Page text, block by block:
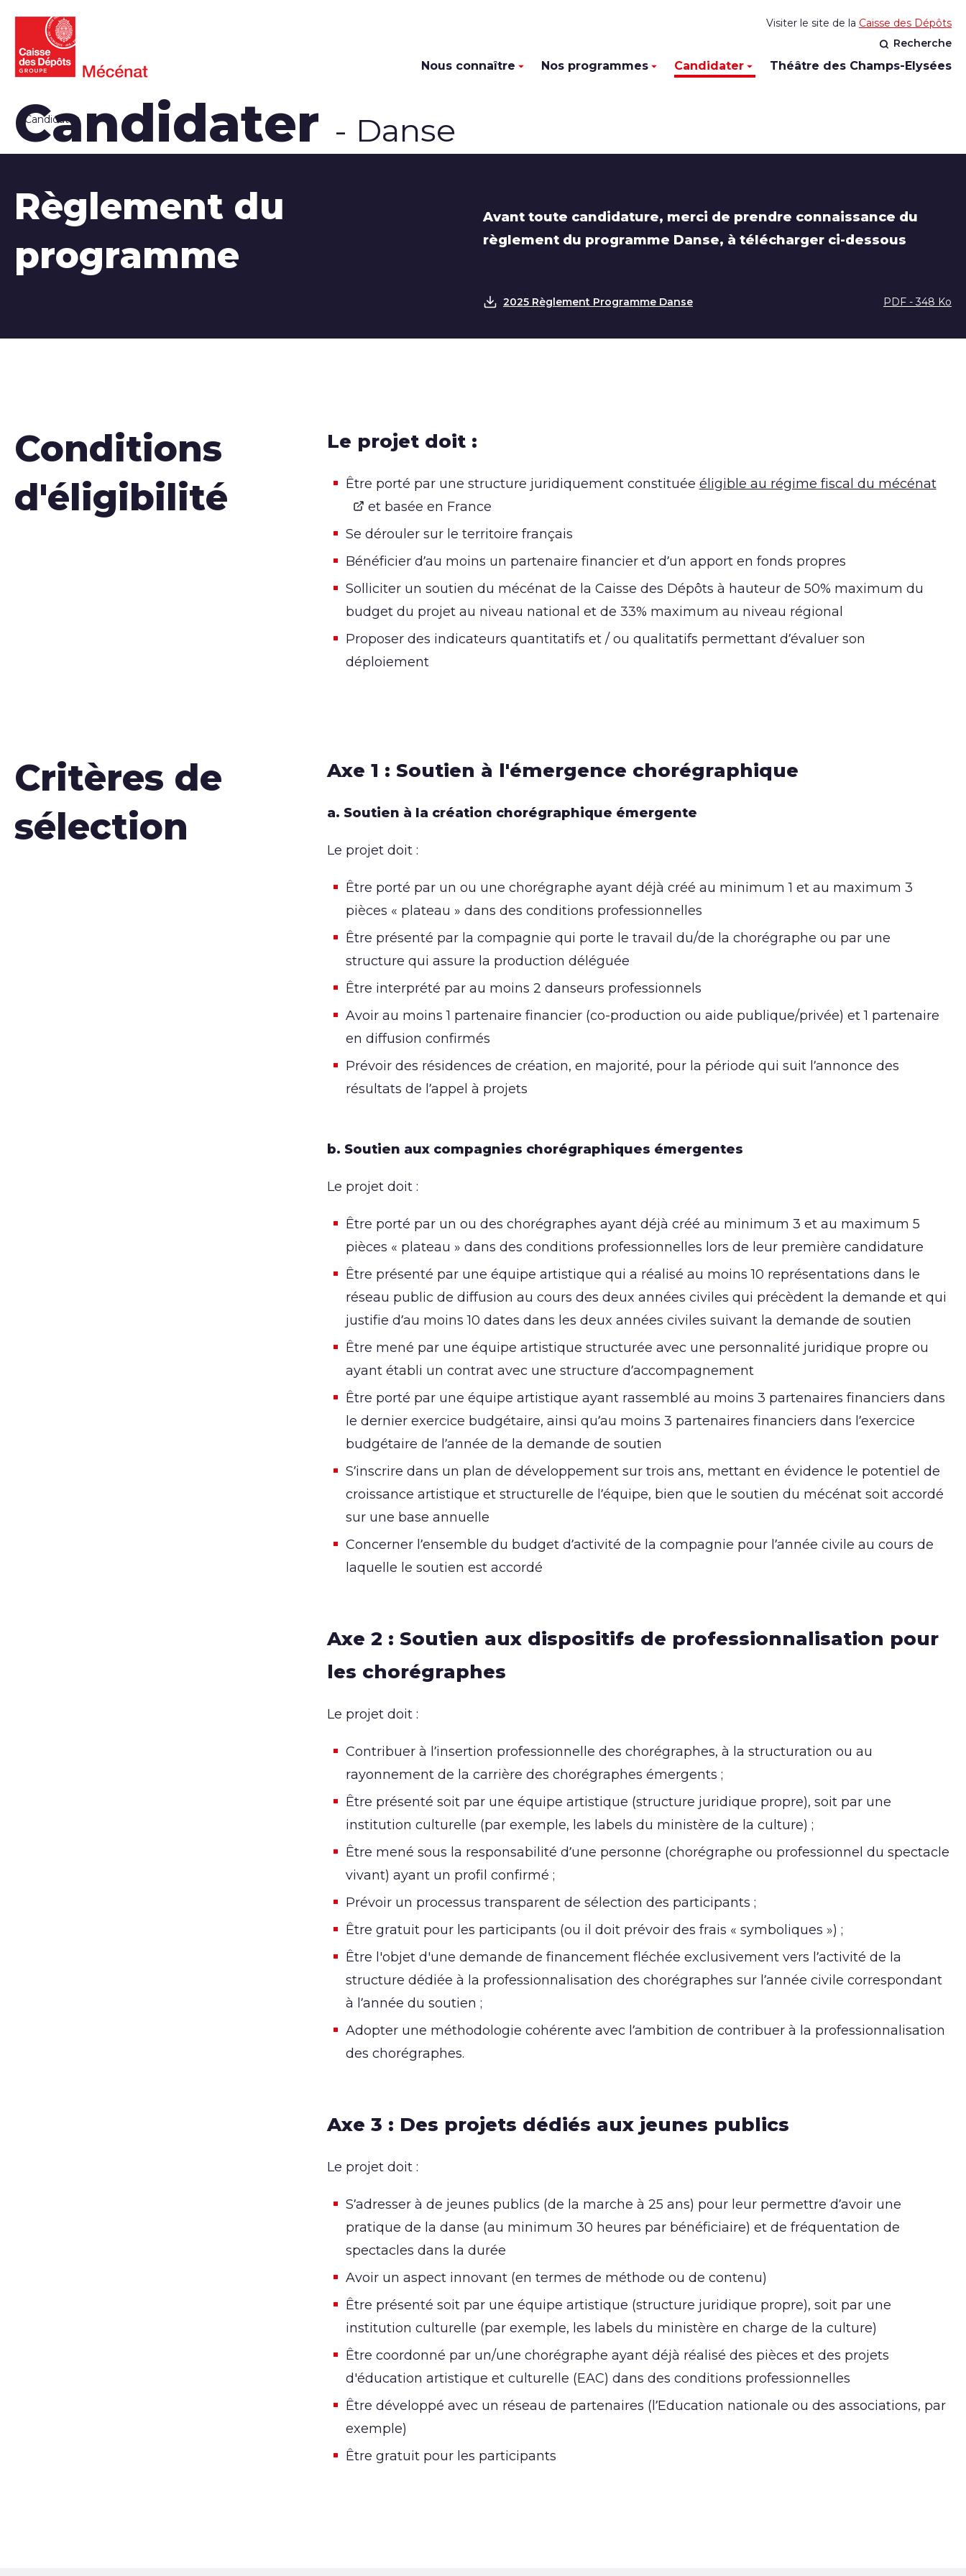
Nous connaître Nos programmes Candidater Théâtre des Champs-Elysées
Recherche
Visiter le site de la Caisse des Dépôts
Candidater
Candidater - Danse
Règlement du
programme
Avant toute candidature, merci de prendre connaissance du
règlement du programme Danse, à télécharger ci-dessous
Télécharger
2025 Règlement Programme Danse PDF - 348 Ko
Conditions
d'éligibilité
Le projet doit :
Être porté par une structure juridiquement constituée éligible au régime fiscal du mécénat
et basée en France
Se dérouler sur le territoire français
Bénéficier d’au moins un partenaire financier et d’un apport en fonds propres
Solliciter un soutien du mécénat de la Caisse des Dépôts à hauteur de 50% maximum du
budget du projet au niveau national et de 33% maximum au niveau régional
Proposer des indicateurs quantitatifs et / ou qualitatifs permettant d’évaluer son
déploiement
Critères de
sélection
Axe 1 : Soutien à l'émergence chorégraphique
a. Soutien à la création chorégraphique émergente
Le projet doit :
Être porté par un ou une chorégraphe ayant déjà créé au minimum 1 et au maximum 3
pièces « plateau » dans des conditions professionnelles
Être présenté par la compagnie qui porte le travail du/de la chorégraphe ou par une
structure qui assure la production déléguée
Être interprété par au moins 2 danseurs professionnels
Avoir au moins 1 partenaire financier (co-production ou aide publique/privée) et 1 partenaire
en diffusion confirmés
Prévoir des résidences de création, en majorité, pour la période qui suit l’annonce des
résultats de l’appel à projets
b. Soutien aux compagnies chorégraphiques émergentes
Le projet doit :
Être porté par un ou des chorégraphes ayant déjà créé au minimum 3 et au maximum 5
pièces « plateau » dans des conditions professionnelles lors de leur première candidature
Être présenté par une équipe artistique qui a réalisé au moins 10 représentations dans le
réseau public de diffusion au cours des deux années civiles qui précèdent la demande et qui
justifie d’au moins 10 dates dans les deux années civiles suivant la demande de soutien
Être mené par une équipe artistique structurée avec une personnalité juridique propre ou
ayant établi un contrat avec une structure d’accompagnement
Être porté par une équipe artistique ayant rassemblé au moins 3 partenaires financiers dans
le dernier exercice budgétaire, ainsi qu’au moins 3 partenaires financiers dans l’exercice
budgétaire de l’année de la demande de soutien
S’inscrire dans un plan de développement sur trois ans, mettant en évidence le potentiel de
croissance artistique et structurelle de l’équipe, bien que le soutien du mécénat soit accordé
sur une base annuelle
Concerner l’ensemble du budget d’activité de la compagnie pour l’année civile au cours de
laquelle le soutien est accordé
Axe 2 : Soutien aux dispositifs de professionnalisation pour
les chorégraphes
Le projet doit :
Contribuer à l’insertion professionnelle des chorégraphes, à la structuration ou au
rayonnement de la carrière des chorégraphes émergents ;
Être présenté soit par une équipe artistique (structure juridique propre), soit par une
institution culturelle (par exemple, les labels du ministère de la culture) ;
Être mené sous la responsabilité d’une personne (chorégraphe ou professionnel du spectacle
vivant) ayant un profil confirmé ;
Prévoir un processus transparent de sélection des participants ;
Être gratuit pour les participants (ou il doit prévoir des frais « symboliques ») ;
Être l'objet d'une demande de financement fléchée exclusivement vers l’activité de la
structure dédiée à la professionnalisation des chorégraphes sur l’année civile correspondant
à l’année du soutien ;
Adopter une méthodologie cohérente avec l’ambition de contribuer à la professionnalisation
des chorégraphes.
Axe 3 : Des projets dédiés aux jeunes publics
Le projet doit :
S’adresser à de jeunes publics (de la marche à 25 ans) pour leur permettre d’avoir une
pratique de la danse (au minimum 30 heures par bénéficiaire) et de fréquentation de
spectacles dans la durée
Avoir un aspect innovant (en termes de méthode ou de contenu)
Être présenté soit par une équipe artistique (structure juridique propre), soit par une
institution culturelle (par exemple, les labels du ministère en charge de la culture)
Être coordonné par un/une chorégraphe ayant déjà réalisé des pièces et des projets
d'éducation artistique et culturelle (EAC) dans des conditions professionnelles
Être développé avec un réseau de partenaires (l’Education nationale ou des associations, par
exemple)
Être gratuit pour les participants